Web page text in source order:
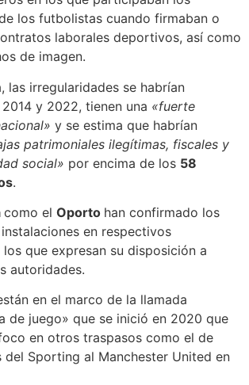
los futbolistas cuando firmaban o
laborales deportivos, así como
de imagen.
las irregularidades se habrían
y 2022, tienen una «fuerte
y se estima que habrían
patrimoniales ilegítimas, fiscales y
social» por encima de los 58
.
como el Oporto han confirmado los
en respectivos
que expresan su disposición a
autoridades.
en el marco de la llamada
de juego» que se inició en 2020 que
en otros traspasos como el de
del Sporting al Manchester United en